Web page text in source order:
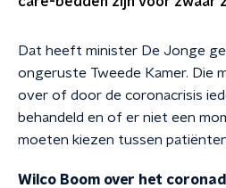
Dat heeft minister De Jonge
ongeruste Tweede Kamer. Die
over of door de coronacrisis
behandeld en of er niet een
moeten kiezen tussen
Wilco Boom over het